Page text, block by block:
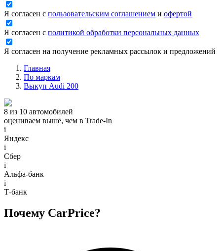
Я согласен с пользовательским соглашением и офертой
Я согласен с политикой обработки персональных данных
Я согласен на получение рекламных рассылок и предложений
Главная
По маркам
Выкуп Audi 200
8 из 10 автомобилей
оцениваем выше, чем в Trade‑In
i
Яндекс
i
Сбер
i
Альфа-банк
i
Т-банк
Почему CarPrice?